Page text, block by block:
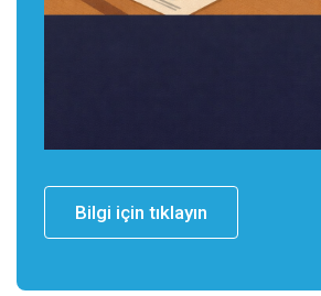
Bilgi için tıklayın